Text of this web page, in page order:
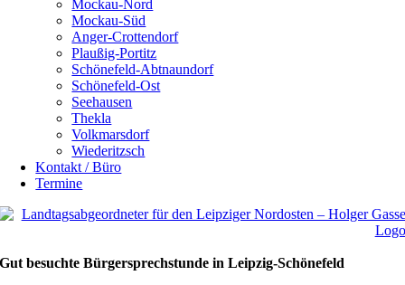
Mockau-Nord
Mockau-Süd
Anger-Crottendorf
Plaußig-Portitz
Schönefeld-Abtnaundorf
Schönefeld-Ost
Seehausen
Thekla
Volkmarsdorf
Wiederitzsch
Kontakt / Büro
Termine
Gut besuchte Bürgersprechstunde in Leipzig-Schönefeld